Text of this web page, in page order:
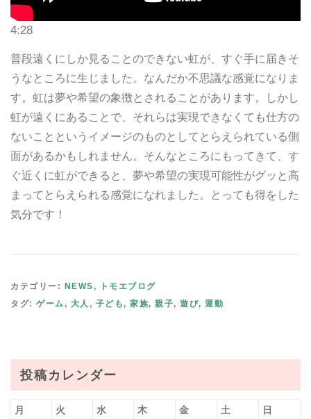
4:28
普段遠くにしか見ることのできない虹が、すぐ手に届きそ
うなところに生じました。なんだか不思議な感覚になりま
す。虹は夢や希望の象徴とされることがあります。しかし
虹が遠くにあることで、それらは実現できなくても仕方の
ないことというイメージのものとしてとらえられている側
面があるかもしれません。そんなところにもってきて、す
ぐ近くに虹ができると、夢や希望の実現可能性がグッと高
まってとらえられる感覚になれました。とっても得をした
気分です！
カテゴリー: NEWS ,
トモエブログ
タグ: ゲーム , 大人 , 子ども , 家族, 親子, 遊び, 運動
投稿カレンダー
月 火 水 木 金 土 日